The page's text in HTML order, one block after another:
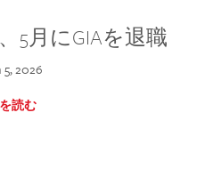
5月にGIAを退職
5, 2026
読む